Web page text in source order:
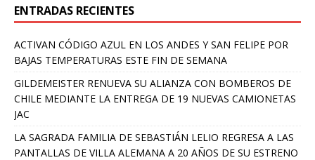
ENTRADAS RECIENTES
ACTIVAN CÓDIGO AZUL EN LOS ANDES Y SAN FELIPE POR
BAJAS TEMPERATURAS ESTE FIN DE SEMANA
GILDEMEISTER RENUEVA SU ALIANZA CON BOMBEROS DE
CHILE MEDIANTE LA ENTREGA DE 19 NUEVAS CAMIONETAS
JAC
LA SAGRADA FAMILIA DE SEBASTIÁN LELIO REGRESA A LAS
PANTALLAS DE VILLA ALEMANA A 20 AÑOS DE SU ESTRENO